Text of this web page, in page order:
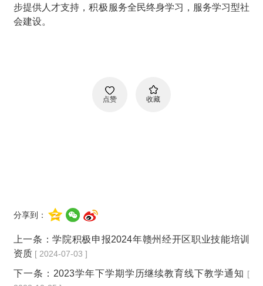
步提供人才支持， 积极 服务全民终身学习，服务学习型社
会建设。
点赞 收藏
分享到：
上一条：学院积极申报2024年赣州经开区职业技能培训
资质 [ 2024-07-03 ]
下一条： 2023学年下学期学历继续教育线下教学通知 [